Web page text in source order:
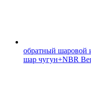
обратный шаровой
шар чугун+NBR